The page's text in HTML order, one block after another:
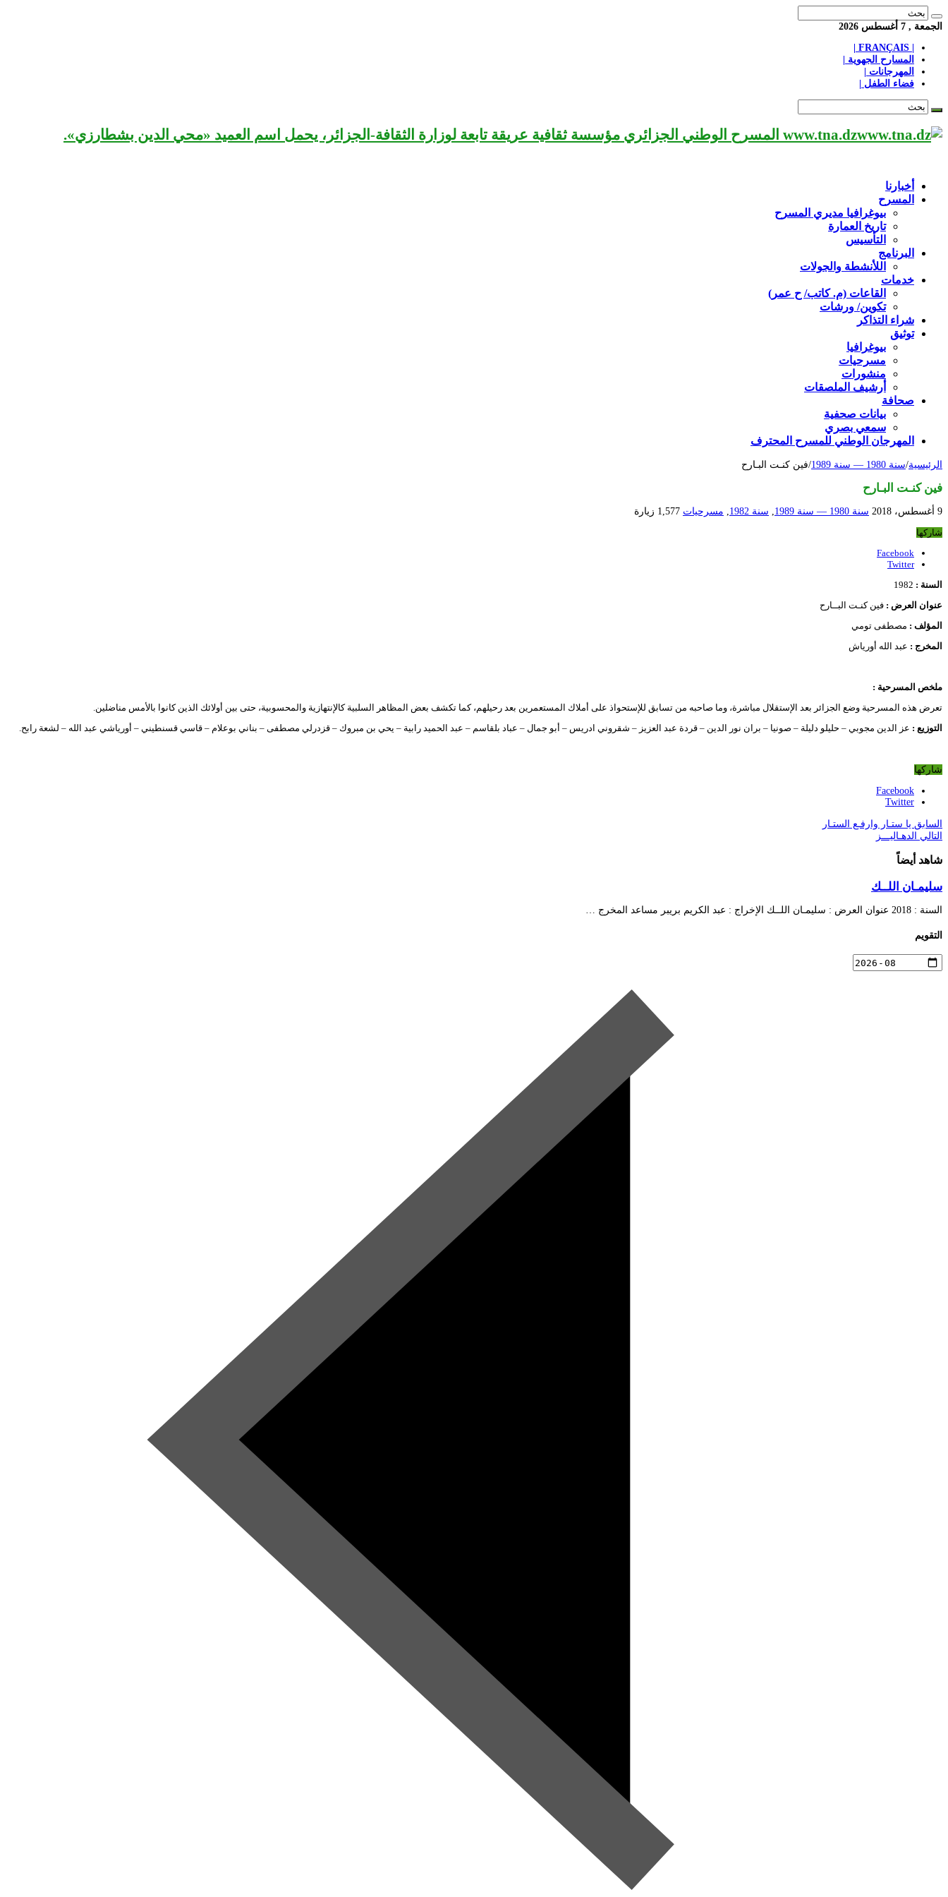
الجمعة , 7 أغسطس 2026
المسارح الجهوية |
المهرجانات |
فضاء الطفل |
www.tna.dz المسرح الوطني الجزائري مؤسسة ثقافية عريقة تابعة لوزارة الثقافة-الجزائر، يحمل اسم العميد «محي الدين بشطارزي».
أخبارنا
المسرح
بيوغرافيا مديري المسرح
تاريخ العمارة
التأسيس
البرنامج
اللأنشطة والجولات
خدمات
القاعات (م. كاتب/ ح عمر)
تكوين/ ورشات
شراء التذاكر
توثيق
بيوغرافيا
مسرحيات
منشورات
أرشيف الملصقات
صحافة
بيانات صحفية
سمعي بصري
المهرجان الوطني للمسرح المحترف
الرئيسية/سنة 1980 — سنة 1989 /فين كنـت البـارح
فين كنـت البـارح
9 أغسطس، 2018 سنة 1980 — سنة 1989 , سنة 1982 , مسرحيات 1,577 زيارة
شاركها
Facebook
Twitter
السنة :
عنوان العرض : فين كنـت البــارح
المؤلف : مصطفى تومي
المخرج : عبد الله أورياش
ملخص المسرحية :
تعرض هذه المسرحية وضع الجزائر بعد الإستقلال مباشرة، وما صاحبه من تسابق للإستحواذ على أملاك المستعمرين بعد رحيلهم، كما تكشف بعض المظاهر السلبية كالإنتهازية والمحسوبية، حتى بين أولائك الذين كانوا بالأمس مناضلين.
التوزيع : عز الدين مجوبي – حليلو دليلة – صونيا – بران نور الدين – قردة عبد العزيز – شقروني ادريس – أبو جمال – عباد بلقاسم – عبد الحميد رابية – يحي بن مبروك – قزدرلي مصطفى – بناني بوعلام – قاسي قسنطيني – أورياشي عبد الله – لشعة رابح.
شاركها
Facebook
Twitter
السابق يا ستـار وارفـع الستـار
التالي الدهـاليـــز
شاهد أيضاً
سليمـان اللــك
السنة : 2018 عنوان العرض : سليمـان اللــك الإخراج : عبد الكريم بريبر مساعد المخرج …
التقويم